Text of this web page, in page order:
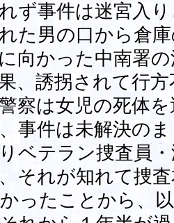
ず事件は迷宮入
た男の口から倉
向かった中南署
、誘拐されて行
察は女児の死体
事件は未解決の
ベテラン捜査員
それが知れて捜
ったことから、